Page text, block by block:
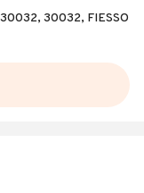
30032, FIESSO